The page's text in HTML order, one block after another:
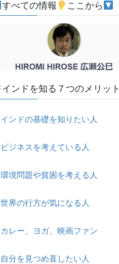
すべての情報 ここから
インドを知る７つのメリット
インドの基礎を知りたい人
ビジネスを考えている人
環境問題や貧困を考える人
世界の行方が気になる人
カレー、ヨガ、映画ファン
自分を見つめ直したい人